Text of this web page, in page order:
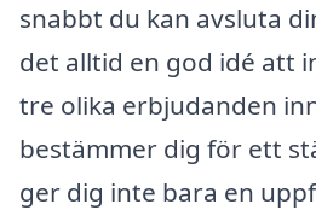
snabbt du kan avsluta
det alltid en god idé att
tre olika erbjudanden
bestämmer dig för ett
ger dig inte bara en